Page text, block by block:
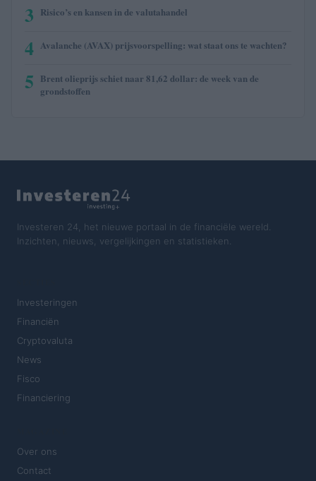
3 Risico’s en kansen in de valutahandel
4 Avalanche (AVAX) prijsvoorspelling: wat staat ons te wachten?
5 Brent olieprijs schiet naar 81,62 dollar: de week van de
grondstoffen
Investeren 24, het nieuwe portaal in de financiële wereld.
Inzichten, nieuws, vergelijkingen en statistieken.
Investeringen
Financiën
Cryptovaluta
News
Fisco
Financiering
Over ons
Contact